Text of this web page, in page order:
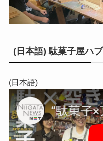
(日本語) 駄菓子屋ハブ
(日本語)